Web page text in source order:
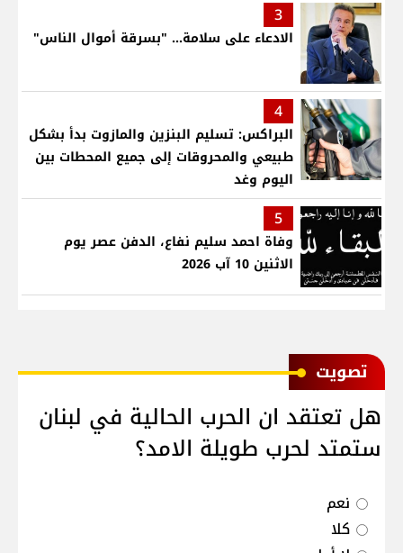
3
الادعاء على سلامة... "بسرقة أموال الناس"
4
البراكس: تسليم البنزين والمازوت بدأ بشكل
طبيعي والمحروقات إلى جميع المحطات بين
اليوم وغد
5
وفاة احمد سليم نفاع، الدفن عصر يوم
الاثنين 10 آب 2026
ﺗﺼﻮﻳﺖ
هل تعتقد ان الحرب الحالية في لبنان
ستمتد لحرب طويلة الامد؟
نعم
كلا